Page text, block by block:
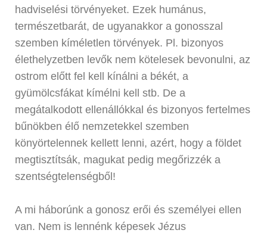
hadviselési törvényeket. Ezek humánus,
természetbarát, de ugyanakkor a gonosszal
szemben kíméletlen törvények. Pl. bizonyos
élethelyzetben levők nem kötelesek bevonulni, az
ostrom előtt fel kell kínálni a békét, a
gyümölcsfákat kímélni kell stb. De a
megátalkodott ellenállókkal és bizonyos fertelmes
bűnökben élő nemzetekkel szemben
könyörtelennek kellett lenni, azért, hogy a földet
megtisztítsák, magukat pedig megőrizzék a
szentségtelenségből!
A mi háborúnk a gonosz erői és személyei ellen
van. Nem is lennénk képesek Jézus